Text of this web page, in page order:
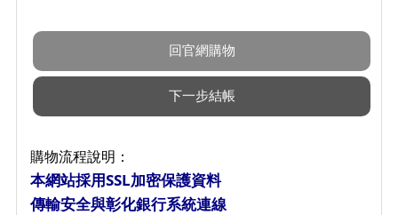
購物流程說明：
本網站採用SSL加密保護資料
傳輸安全與彰化銀行系統連線